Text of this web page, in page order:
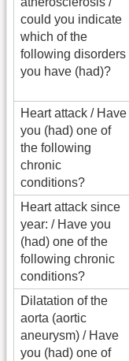
could you indicate
which of the
following disorders
you have (had)?
Heart attack / Have
you (had) one of
the following
chronic
conditions?
Heart attack since
year: / Have you
(had) one of the
following chronic
conditions?
Dilatation of the
aorta (aortic
aneurysm) / Have
you (had) one of